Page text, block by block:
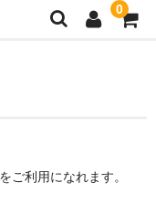
0
をご利用になれます。